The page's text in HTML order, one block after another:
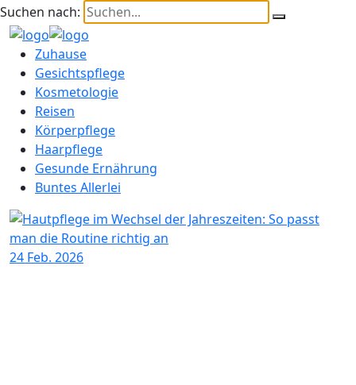
Suchen nach:
Zuhause
Gesichtspflege
Kosmetologie
Reisen
Körperpflege
Haarpflege
Gesunde Ernährung
Buntes Allerlei
24 Feb. 2026